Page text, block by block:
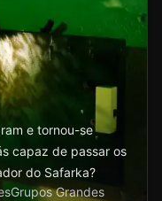
e tornou-se
capaz de passar os
do Safarka?
Grupos Grandes